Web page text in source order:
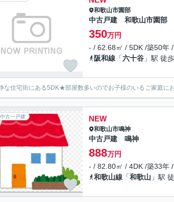
和歌山市園部
中古戸建 和歌山市園部
350万円
- / 62.68㎡ / 5DK /築50年
阪和線 「六十谷 」駅 徒
な住宅街にある5DK★部屋数多いのでお子様のいるご家庭に
中古一戸建 NEW
和歌山市鳴神
中古戸建 鳴神
888万円
- / 82.80㎡ / 4DK /築33年
和歌山線 「和歌山 」駅